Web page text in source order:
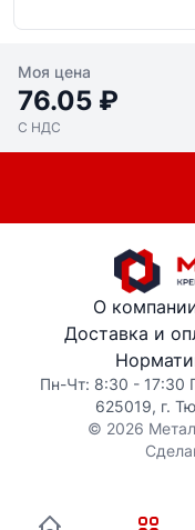
Моя цена
76.05 ₽
С НДС
О
Доставка и
Пн-Чт: 8:30 - 17:30
625019, г.
© 2026